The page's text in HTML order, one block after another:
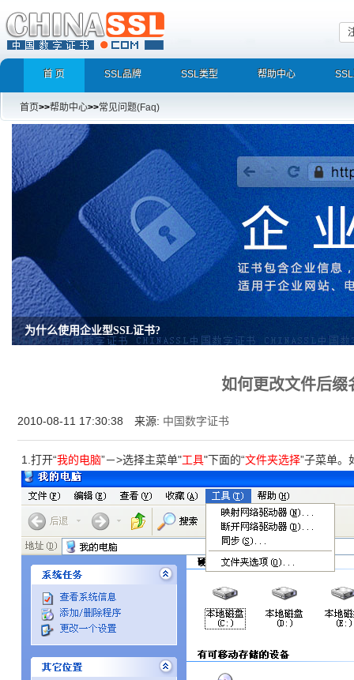
首 页 SSL品牌 SSL类型 帮助中心
首页>>帮助中心>>常见问题(Faq)
为什么使用企业型SSL证书?
如何更改文件后缀
2010-08-11 17:30:38 来源: 中国数字证书
1.打开“我的电脑”－>选择主菜单"工具"下面的“文件夹选择”子菜单。